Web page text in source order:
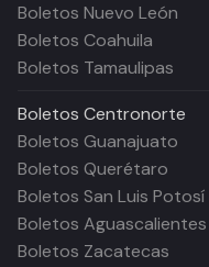
Boletos Nuevo León
Boletos Coahuila
Boletos Tamaulipas
Boletos Centronorte
Boletos Guanajuato
Boletos Querétaro
Boletos San Luis Potosí
Boletos Aguascalientes
Boletos Zacatecas